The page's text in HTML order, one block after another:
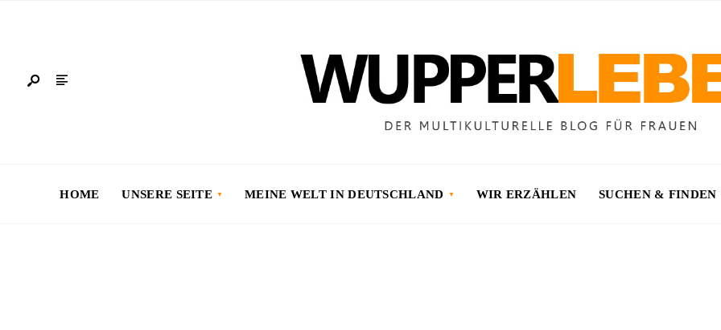
HOME UNSERE SEITE MEINE WELT IN DEUTSCHLAND WIR ERZÄHLEN SUCHEN & FINDEN